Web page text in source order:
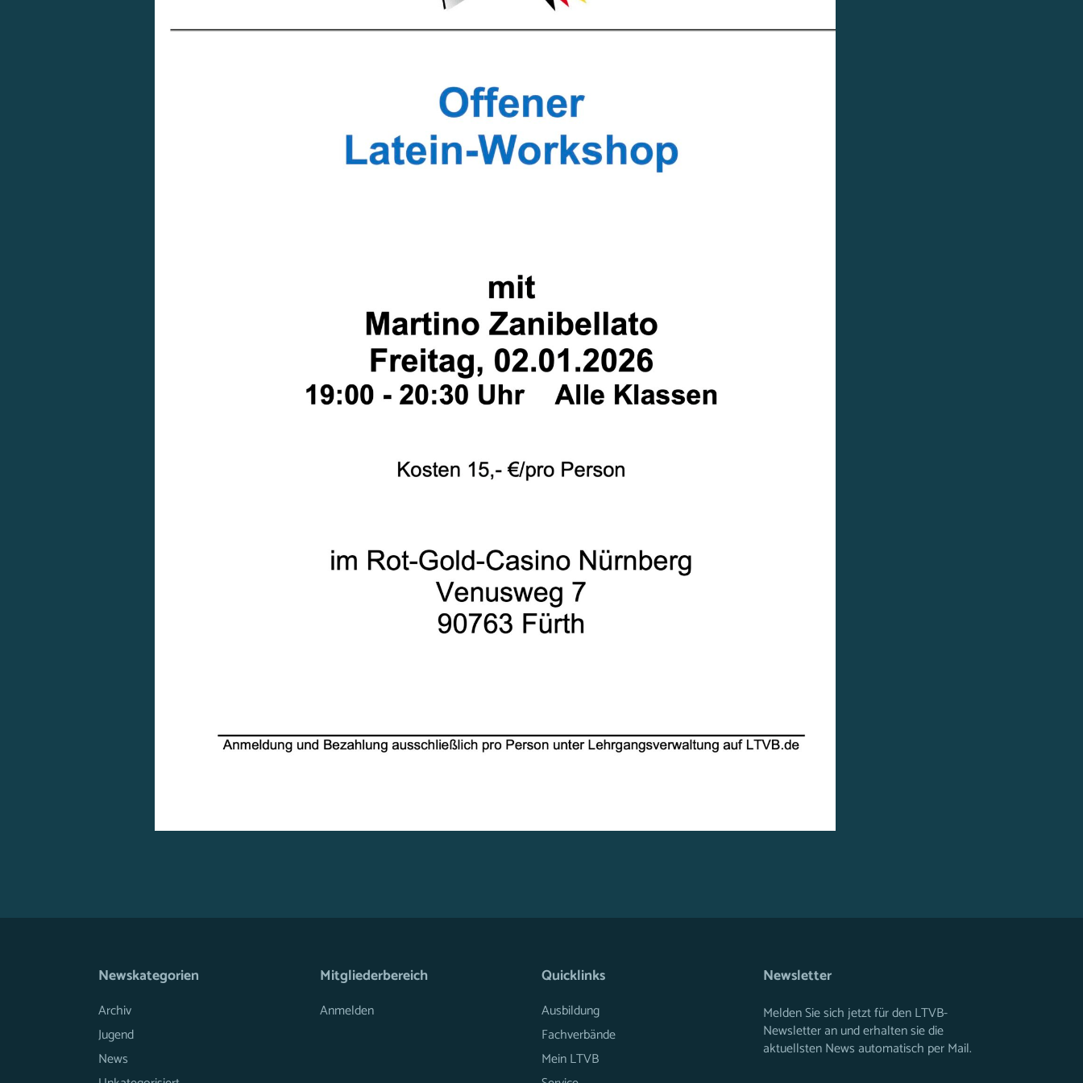
Newskategorien
Archiv
Jugend
News
Mitgliederbereich
Anmelden
Quicklinks
Ausbildung
Fachverbände
Mein LTVB
Newsletter
Melden Sie sich jetzt für den LTVB-
Newsletter an und erhalten sie die
aktuellsten News automatisch per Mail.